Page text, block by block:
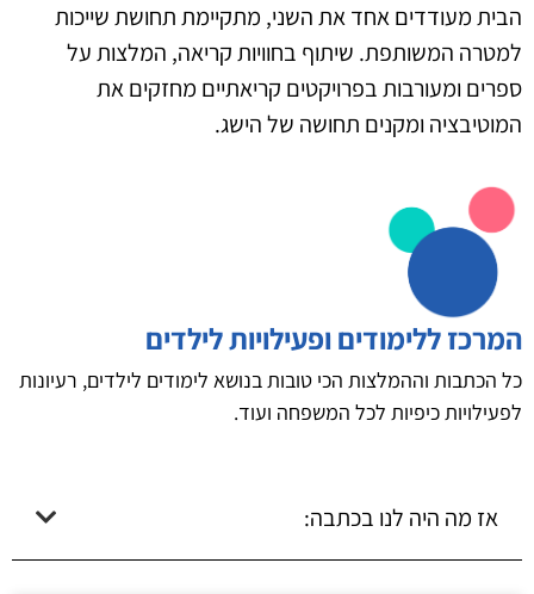
הבית מעודדים אחד את השני, מתקיימת תחושת שייכות
למטרה המשותפת. שיתוף בחוויות קריאה, המלצות על
ספרים ומעורבות בפרויקטים קריאתיים מחזקים את
המוטיבציה ומקנים תחושה של הישג.
המרכז ללימודים ופעילויות לילדים
כל הכתבות וההמלצות הכי טובות בנושא לימודים לילדים, רעיונות
לפעילויות כיפיות לכל המשפחה ועוד.
אז מה היה לנו בכתבה: